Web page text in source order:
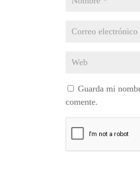
Guarda mi
comente.